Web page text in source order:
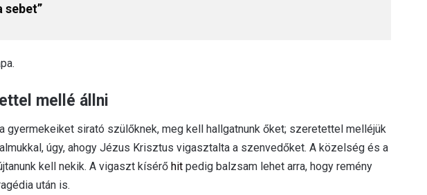
sebet”
mellé állni
gyermekeiket sirató szülőknek, meg kell hallgatnunk őket; szeretettel melléjük
úgy, ahogy Jézus Krisztus vigasztalta a szenvedőket. A közelség és a
kell nekik. A vigaszt kísérő hit pedig balzsam lehet arra, hogy remény
után is.